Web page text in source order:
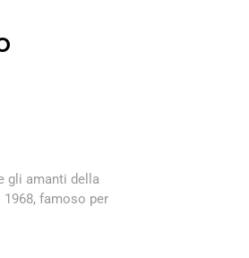
gli amanti della
famoso per